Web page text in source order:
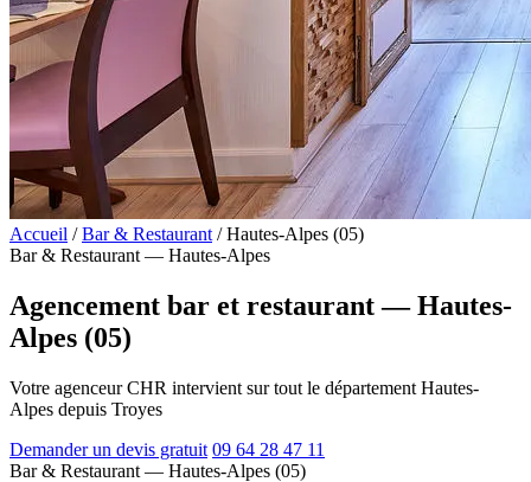
Accueil / Bar & Restaurant / Hautes-Alpes (05)
Bar & Restaurant — Hautes-Alpes
Agencement bar et restaurant — Hautes-
Alpes (05)
Votre agenceur CHR intervient sur tout le département Hautes-
Alpes depuis Troyes
Demander un devis gratuit 09 64 28 47 11
Bar & Restaurant — Hautes-Alpes (05)